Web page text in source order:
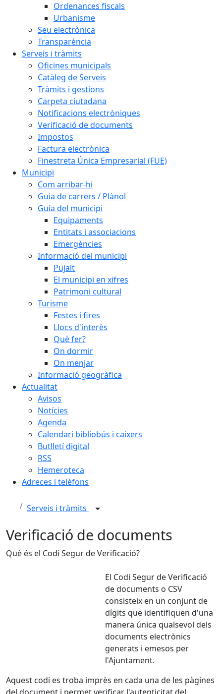
Ordenances fiscals
Urbanisme
Seu electrònica
Transparència
Serveis i tràmits
Oficines municipals
Catàleg de Serveis
Tràmits i gestions
Carpeta ciutadana
Notificacions electròniques
Verificació de documents
Impostos
Factura electrònica
Finestreta Única Empresarial (FUE)
Municipi
Com arribar-hi
Guia de carrers / Plànol
Guia del municipi
Equipaments
Entitats i associacions
Emergències
Informació del municipi
Pujalt
El municipi en xifres
Patrimoni cultural
Turisme
Festes i fires
Llocs d'interès
Què fer?
On dormir
On menjar
Informació geogràfica
Actualitat
Avisos
Notícies
Agenda
Calendari bibliobús i caixers
Butlletí digital
RSS
Hemeroteca
Adreces i telèfons
Serveis i tràmits
Verificació de documents
Què és el Codi Segur de Verificació?
El Codi Segur de Verificació
de documents o CSV
consisteix en un conjunt de
dígits que identifiquen d'una
manera única qualsevol dels
documents electrònics
generats i emesos per
l'Ajuntament.
Aquest codi es troba imprès en cada una de les pàgines